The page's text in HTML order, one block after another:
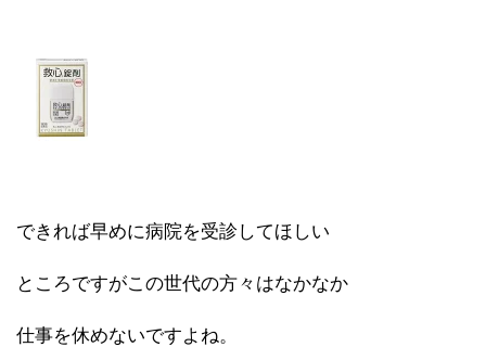
できれば早めに病院を受診してほしい
ところですがこの世代の方々はなかなか
仕事を休めないですよね。